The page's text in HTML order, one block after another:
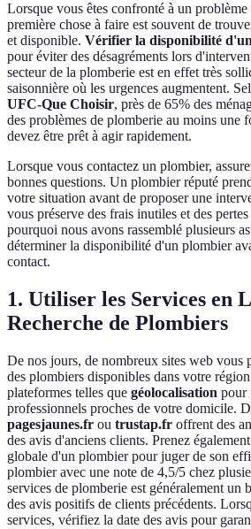
Lorsque vous êtes confronté à un
première chose à faire est souvent de
et disponible. Vérifier la disponibilité
pour éviter des désagréments lors
secteur de la plomberie est en effet très
saisonnière où les urgences augmentent.
UFC-Que Choisir, près de 65% des
des problèmes de plomberie au moins une
devez être prêt à agir rapidement.
Lorsque vous contactez un plombier,
bonnes questions. Un plombier réputé
votre situation avant de proposer une
vous préserve des frais inutiles et des
pourquoi nous avons rassemblé plusieurs
déterminer la disponibilité d'un plombier
contact.
1. Utiliser les Services en
Recherche de Plombiers
De nos jours, de nombreux sites web vous
des plombiers disponibles dans votre
plateformes telles que géolocalisation pour
professionnels proches de votre domicile.
pagesjaunes.fr ou trustap.fr offrent des
des avis d'anciens clients. Prenez
globale d'un plombier pour juger de son
plombier avec une note de 4,5/5 chez
services de plomberie est généralement un
des avis positifs de clients précédents.
services, vérifiez la date des avis pour